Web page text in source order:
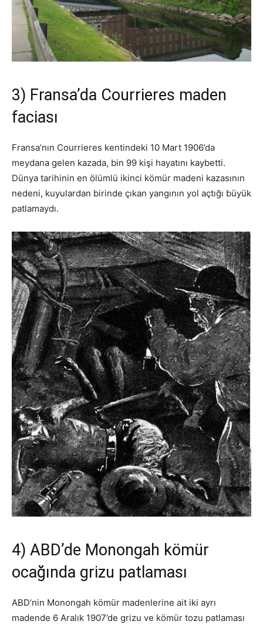
3) Fransa’da Courrieres maden
faciası
Fransa’nın Courrieres kentindeki 10 Mart 1906’da
meydana gelen kazada, bin 99 kişi hayatını kaybetti.
Dünya tarihinin en ölümlü ikinci kömür madeni kazasının
nedeni, kuyulardan birinde çıkan yangının yol açtığı büyük
patlamaydı.
4) ABD’de Monongah kömür
ocağında grizu patlaması
ABD’nin Monongah kömür madenlerine ait iki ayrı
madende 6 Aralık 1907’de grizu ve kömür tozu patlaması